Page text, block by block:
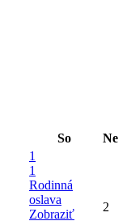
So Ne
1
1
Rodinná
oslava
Zobraziť
2